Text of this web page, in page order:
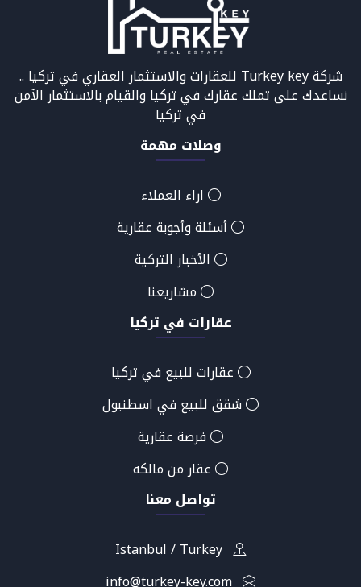
شركة Turkey key للعقارات والاستثمار العقاري في تركيا ..
نساعدك على تملك عقارك في تركيا والقيام بالاستثمار الآمن
في تركيا
وصلات مهمة
اراء العملاء
أسئلة وأجوبة عقارية
الأخبار التركية
مشاريعنا
عقارات في تركيا
عقارات للبيع في تركيا
شقق للبيع في اسطنبول
فرصة عقارية
عقار من مالكه
تواصل معنا
Istanbul / Turkey
info@turkey-key.com